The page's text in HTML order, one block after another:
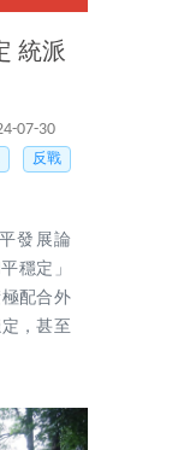
統派
07-30
反戰
發展論
穩定」
配合外
，甚至